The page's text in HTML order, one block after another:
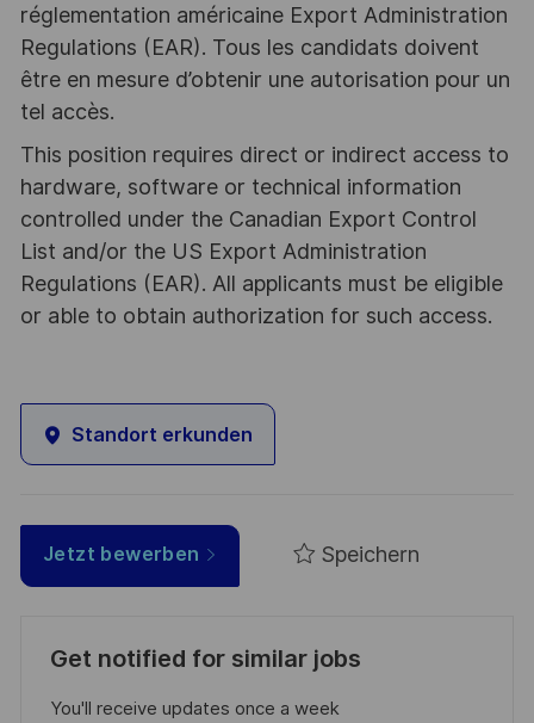
réglementation américaine Export Administration
Regulations (EAR). Tous les candidats doivent
être en mesure d’obtenir une autorisation pour un
tel accès.
This position requires direct or indirect access to
hardware, software or technical information
controlled under the Canadian Export Control
List and/or the US Export Administration
Regulations (EAR). All applicants must be eligible
or able to obtain authorization for such access.
Standort erkunden
Jetzt bewerben Speichern
Get notified for similar jobs
You'll receive updates once a week